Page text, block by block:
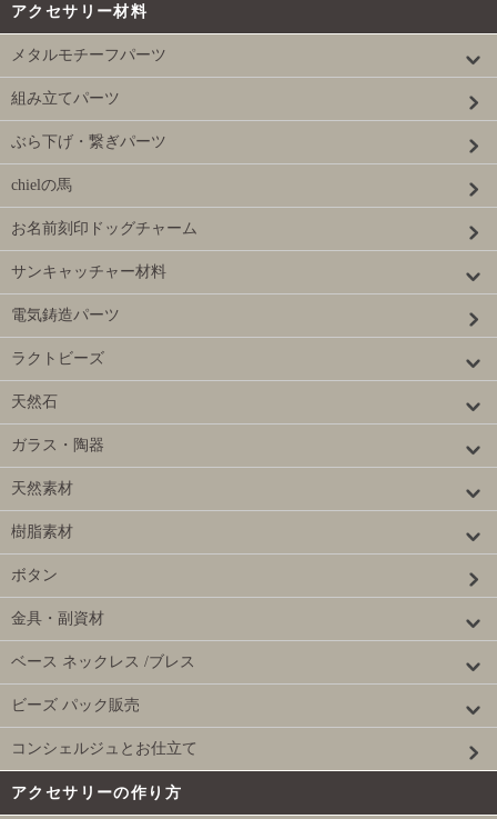
アクセサリー材料
メタルモチーフパーツ
組み立てパーツ
ぶら下げ・繋ぎパーツ
chielの馬
お名前刻印ドッグチャーム
サンキャッチャー材料
電気鋳造パーツ
ラクトビーズ
天然石
ガラス・陶器
天然素材
樹脂素材
ボタン
金具・副資材
ベース ネックレス /ブレス
ビーズ パック販売
コンシェルジュとお仕立て
アクセサリーの作り方